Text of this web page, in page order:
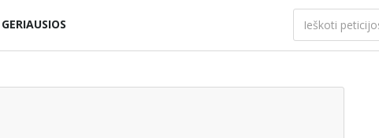
GERIAUSIOS